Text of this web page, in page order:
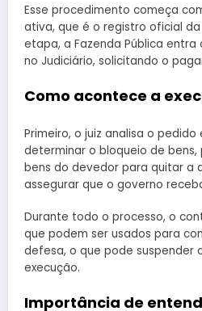
Esse procedimento começa
ativa, que é o registro oficial
etapa, a Fazenda Pública
no Judiciário, solicitando o
Como acontece a
Primeiro, o juiz analisa o
determinar o bloqueio de
bens do devedor para quitar a
assegurar que o governo
Durante todo o processo, o
que podem ser usados para
defesa, o que pode suspender
execução.
Importância de